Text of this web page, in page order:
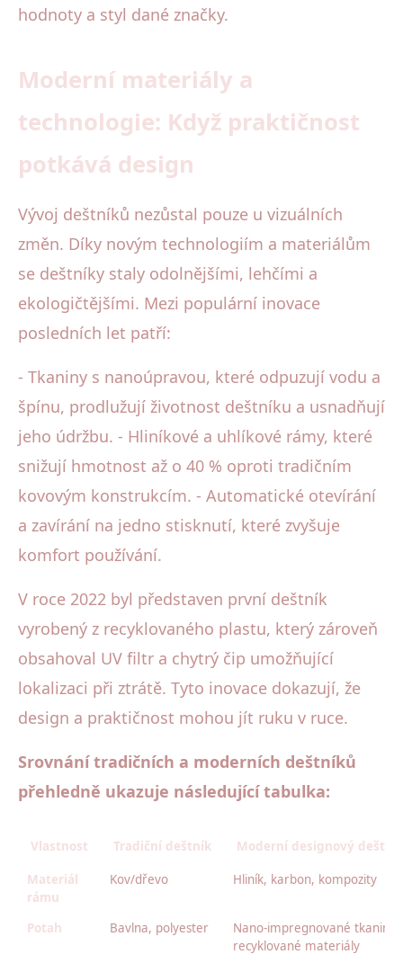
hodnoty a styl dané značky.
Moderní materiály a
technologie: Když praktičnost
potkává design
Vývoj deštníků nezůstal pouze u vizuálních
změn. Díky novým technologiím a materiálům
se deštníky staly odolnějšími, lehčími a
ekologičtějšími. Mezi populární inovace
posledních let patří:
- Tkaniny s nanoúpravou, které odpuzují vodu a
špínu, prodlužují životnost deštníku a usnadňují
jeho údržbu. - Hliníkové a uhlíkové rámy, které
snižují hmotnost až o 40 % oproti tradičním
kovovým konstrukcím. - Automatické otevírání
a zavírání na jedno stisknutí, které zvyšuje
komfort používání.
V roce 2022 byl představen první deštník
vyrobený z recyklovaného plastu, který zároveň
obsahoval UV filtr a chytrý čip umožňující
lokalizaci při ztrátě. Tyto inovace dokazují, že
design a praktičnost mohou jít ruku v ruce.
Srovnání tradičních a moderních deštníků
přehledně ukazuje následující tabulka:
Vlastnost Tradiční deštník Moderní designový deštník
Materiál
rámu
Kov/dřevo Hliník, karbon, kompozity
Potah Bavlna, polyester
Nano-impregnované tkaniny,
recyklované materiály